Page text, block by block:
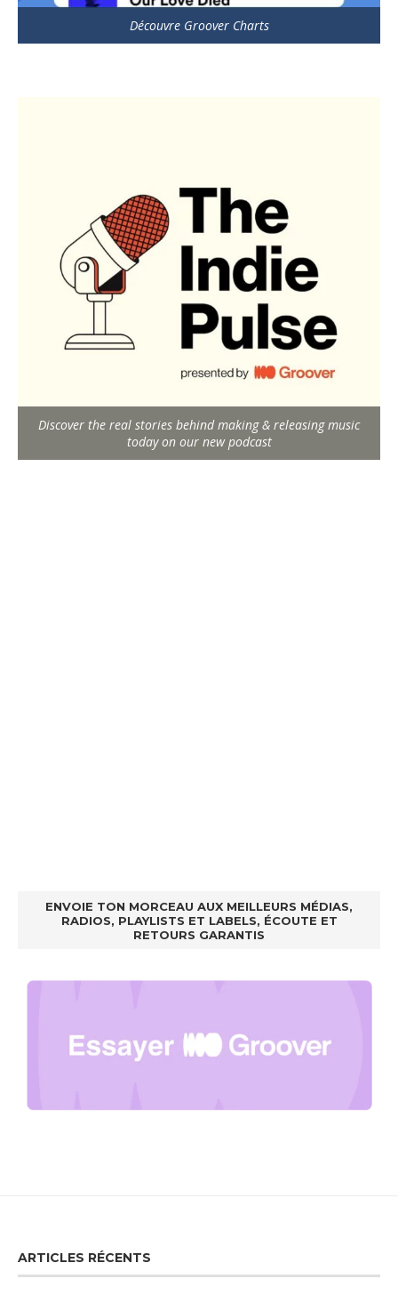
Découvre Groover Charts
Discover the real stories behind making & releasing music
today on our new podcast
ENVOIE TON MORCEAU AUX MEILLEURS MÉDIAS,
RADIOS, PLAYLISTS ET LABELS, ÉCOUTE ET
RETOURS GARANTIS
ARTICLES RÉCENTS